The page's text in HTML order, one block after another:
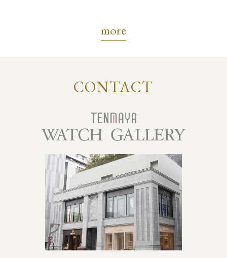
more
CONTACT